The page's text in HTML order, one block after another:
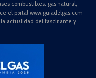
combustibles: gas natural,
el portal www.guiadelgas.com
actualidad del fascinante y